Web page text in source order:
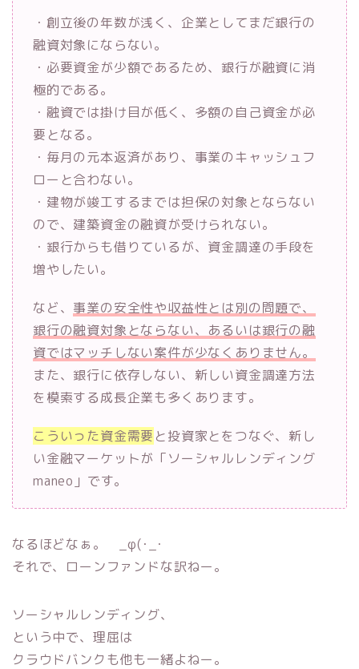
・創立後の年数が浅く、企業としてまだ銀行の
融資対象にならない。
・必要資金が少額であるため、銀行が融資に消
極的である。
・融資では掛け目が低く、多額の自己資金が必
要となる。
・毎月の元本返済があり、事業のキャッシュフ
ローと合わない。
・建物が竣工するまでは担保の対象とならない
ので、建築資金の融資が受けられない。
・銀行からも借りているが、資金調達の手段を
増やしたい。
など、 事業の安全性や収益性とは別の問題で、
銀行の融資対象とならない、あるいは銀行の融
資ではマッチしない案件が少なくありません。
また、銀行に依存しない、新しい資金調達方法
を模索する成長企業も多くあります。
こういった資金需要 と投資家とをつなぐ、新し
い金融マーケットが「ソーシャルレンディング
maneo」です。
なるほどなぁ。 _φ(･_･
それで、ローンファンドな訳ねー。
ソーシャルレンディング、
という中で、理屈は
クラウドバンクも他も一緒よねー。